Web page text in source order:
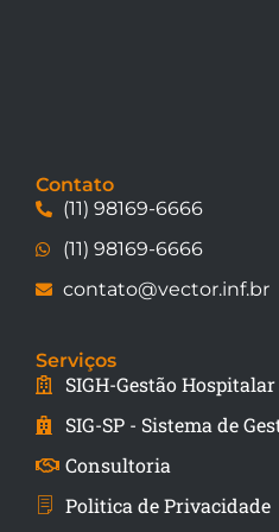
Contato
(11) 98169-6666
(11) 98169-6666
contato@vector.inf.br
Serviços
SIGH-Gestão Hospitalar
SIG-SP - Sistema de
Consultoria
Politica de Privacidade